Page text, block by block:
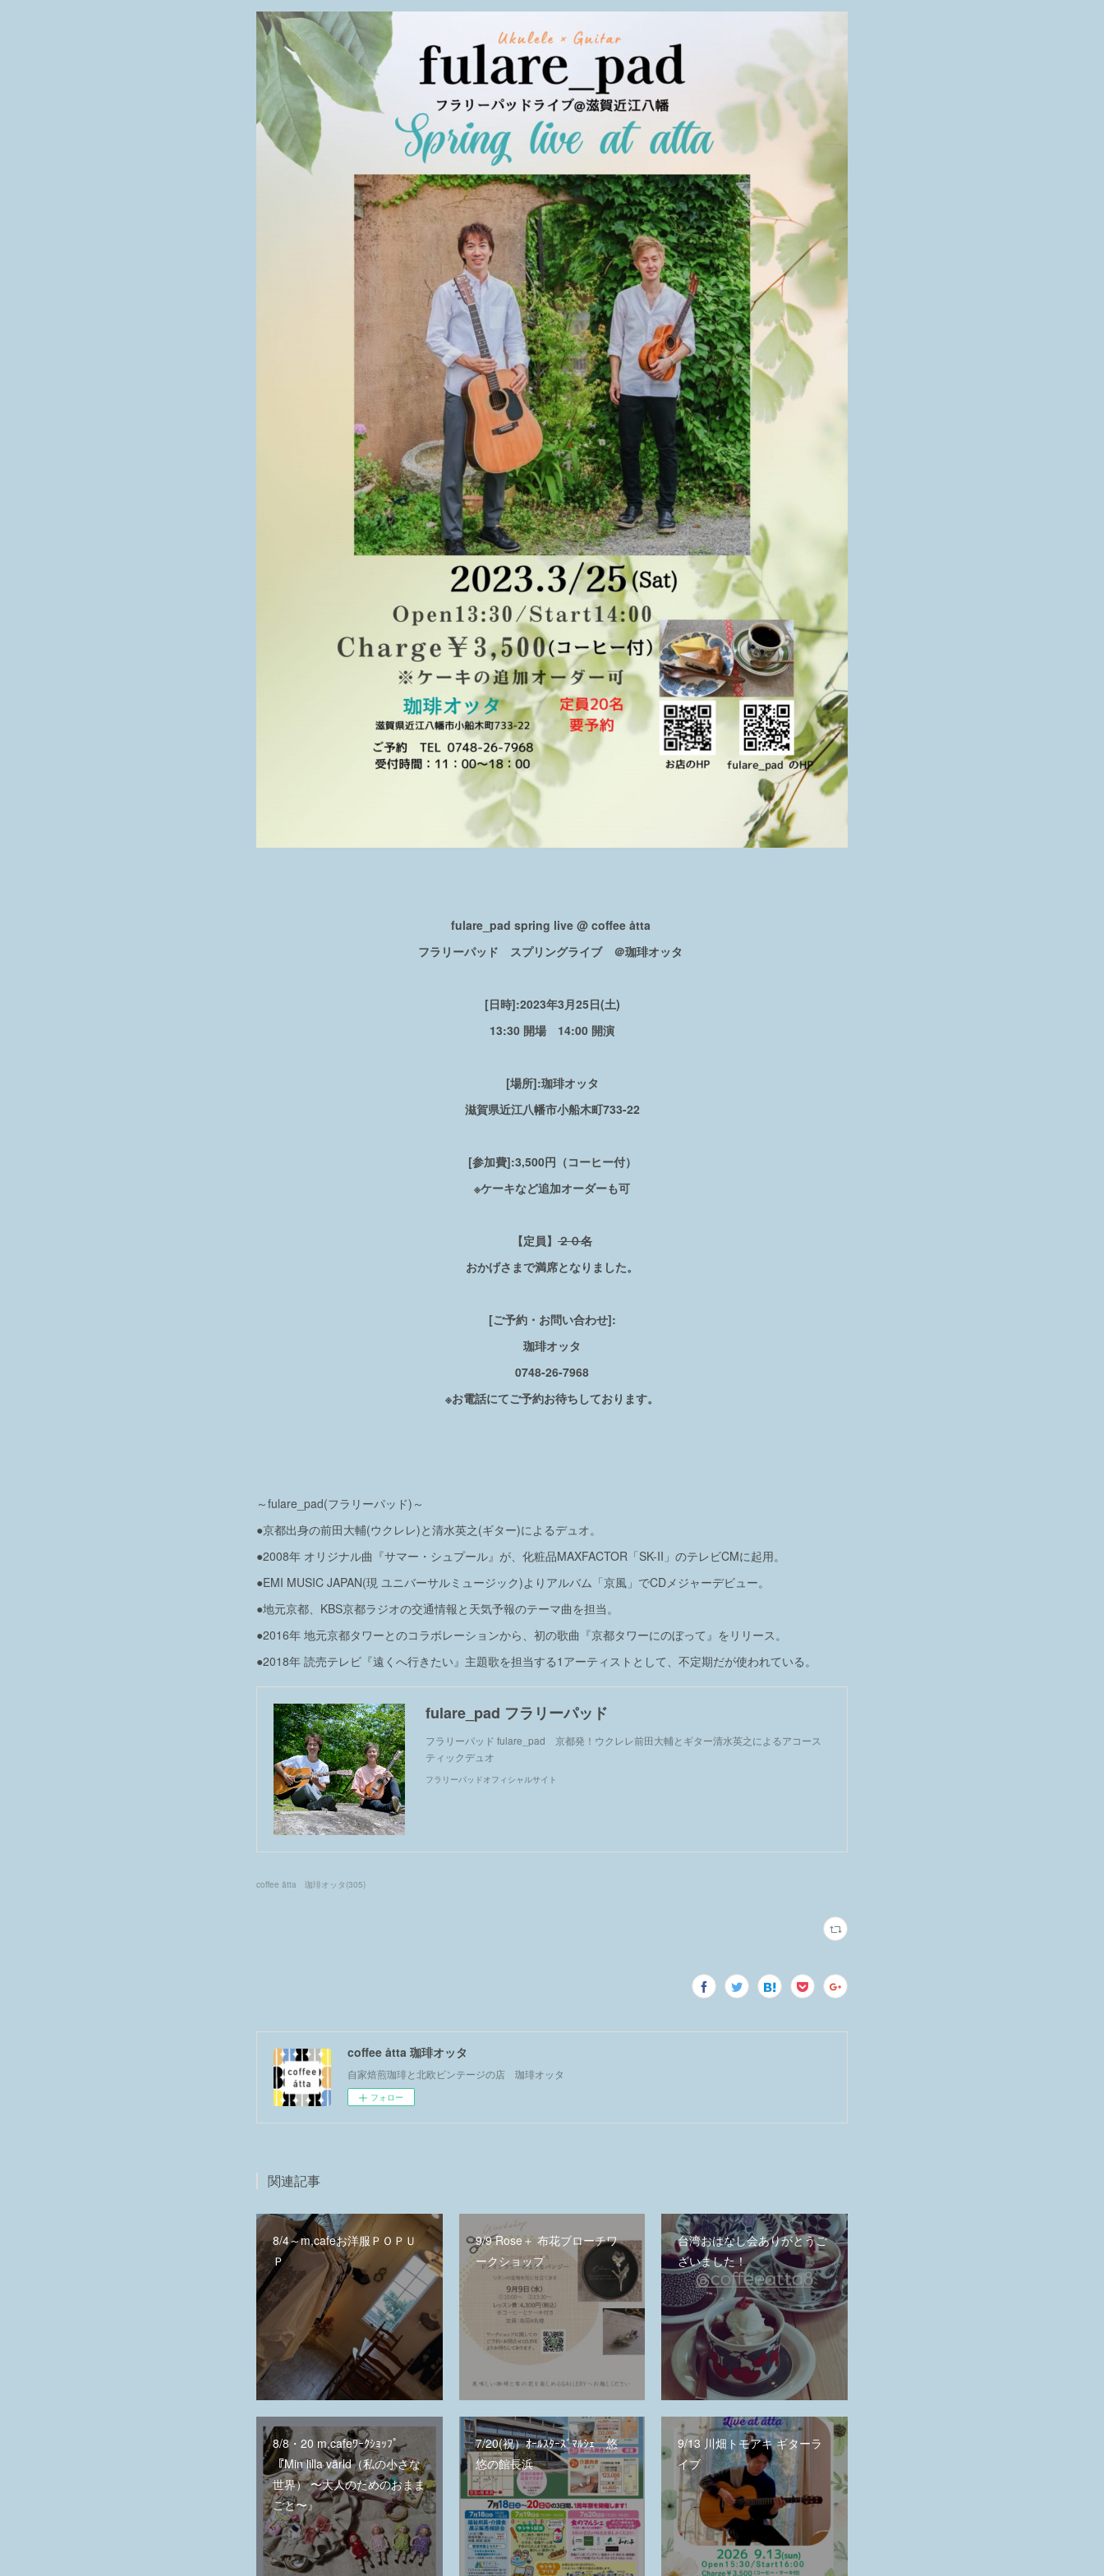
fulare_pad spring live @ coffee åtta
フラリーパッド スプリングライブ ＠珈琲オッタ
[日時]:2023年3月25日(土)
13:30 開場 14:00 開演
[場所]:珈琲オッタ
滋賀県近江八幡市小船木町733-22
[参加費]:3,500円（コーヒー付）
※ケーキなど追加オーダーも可
【定員】 ２０名
おかげさまで満席となりました。
[ご予約・お問い合わせ]:
珈琲オッタ
0748-26-7968
※お電話にてご予約お待ちしております。
～fulare_pad(フラリーパッド)～
●京都出身の前田大輔(ウクレレ)と清水英之(ギター)によるデュオ。
●2008年 オリジナル曲『サマー・シュプール』が、化粧品MAXFACTOR「SK-II」のテレビCMに起用。
●EMI MUSIC JAPAN(現 ユニバーサルミュージック)よりアルバム「京風」でCDメジャーデビュー。
●地元京都、KBS京都ラジオの交通情報と天気予報のテーマ曲を担当。
●2016年 地元京都タワーとのコラボレーションから、初の歌曲『京都タワーにのぼって』をリリース。
●2018年 読売テレビ『遠くへ行きたい』主題歌を担当する1アーティストとして、不定期だが使われている。
fulare_pad フラリーパッド
フラリーパッド fulare_pad 京都発！ウクレレ前田大輔とギター清水英之によるアコース
ティックデュオ
フラリーパッドオフィシャルサイト
coffee åtta 珈琲オッタ (305)
coffee åtta 珈琲オッタ
自家焙煎珈琲と北欧ビンテージの店 珈琲オッタ
フォロー
関連記事
8/4～m,cafeお洋服ＰＯＰＵ
Ｐ
9/9 Rose＋ 布花ブローチワ
ークショップ
台湾おはなし会ありがとうご
ざいました！
8/8・20 m,cafeﾜｰｸｼｮｯﾌﾟ
『Min lilla värld（私の小さな
世界） 〜大人のためのおまま
ごと〜』
7/20(祝）ｵｰﾙｽﾀｰｽﾞﾏﾙｼｪ 悠
悠の館長浜
9/13 川畑トモアキ ギターラ
イブ